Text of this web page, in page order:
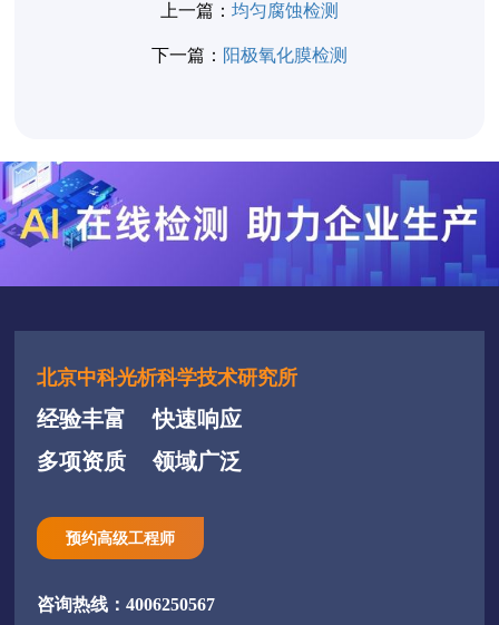
上一篇： 均匀腐蚀检测
下一篇： 阳极氧化膜检测
北京中科光析科学技术研究所
经验丰富
快速响应
多项资质
领域广泛
预约高级工程师
咨询热线：4006250567